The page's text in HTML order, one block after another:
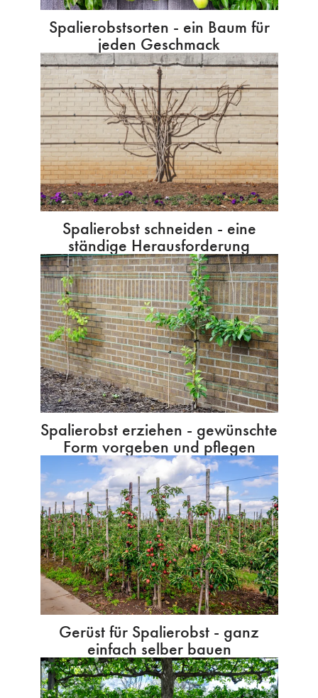
Spalierobstsorten - ein Baum für
jeden Geschmack
Spalierobst schneiden - eine
ständige Herausforderung
Spalierobst erziehen - gewünschte
Form vorgeben und pflegen
Gerüst für Spalierobst - ganz
einfach selber bauen